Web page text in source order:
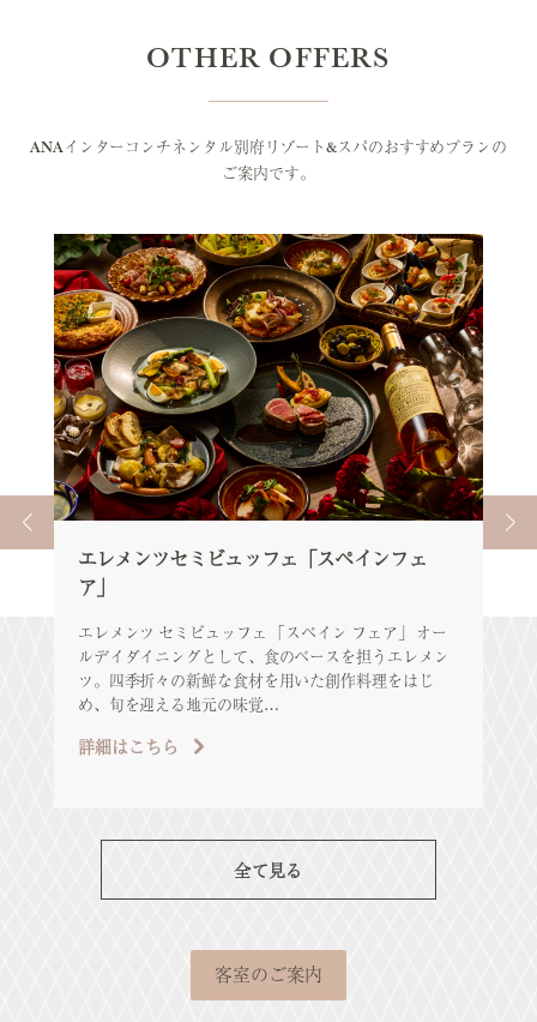
OTHER OFFERS
ANAインターコンチネンタル別府リゾート&スパのおすすめプランの
ご案内です。
エレメンツセミビュッフェ「スペインフェ
ア」
エレメンツ セミビュッフェ 「スペイン フェア」 オー
ルデイダイニングとして、食のベースを担うエレメン
ツ。四季折々の新鮮な食材を用いた創作料理をはじ
め、旬を迎える地元の味覚…
詳細はこちら
シ
全て見る
客室のご案内